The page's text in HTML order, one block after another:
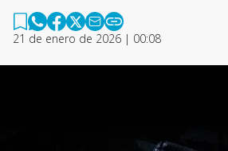
21 de enero de 2026 | 00:08